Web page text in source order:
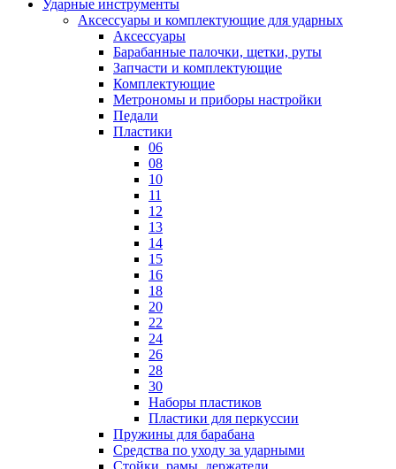
Ударные инструменты
Аксессуары и комплектующие для ударных
Аксессуары
Барабанные палочки, щетки, руты
Запчасти и комплектующие
Комплектующие
Метрономы и приборы настройки
Педали
Пластики
06
08
10
11
12
13
14
15
16
18
20
22
24
26
28
30
Наборы пластиков
Пластики для перкуссии
Пружины для барабана
Средства по уходу за ударными
Стойки, рамы, держатели